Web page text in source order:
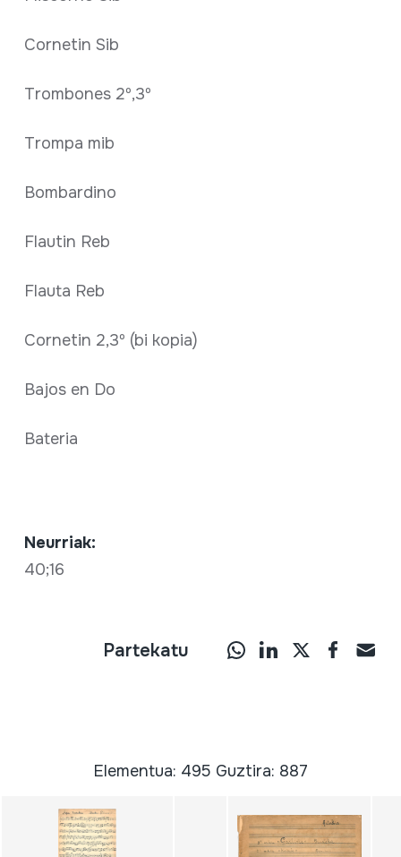
Cornetin Sib
Trombones 2º,3º
Trompa mib
Bombardino
Flautin Reb
Flauta Reb
Cornetin 2,3º (bi kopia)
Bajos en Do
Bateria
Neurriak:
40;16
Partekatu
Elementua: 495 Guztira: 887